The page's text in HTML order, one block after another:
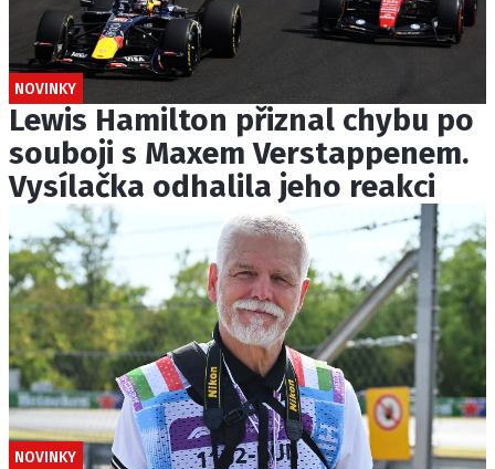
NOVINKY
Lewis Hamilton přiznal chybu po
souboji s Maxem Verstappenem.
Vysílačka odhalila jeho reakci
NOVINKY